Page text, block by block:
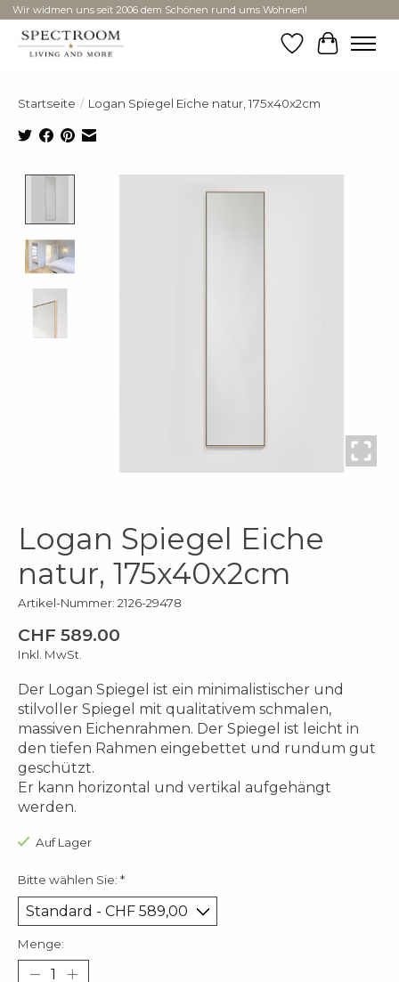
Wir widmen uns seit 2006 dem Schönen rund ums Wohnen!
Wunschzettel
Ihr
Startseite / Logan Spiegel Eiche natur, 175x40x2cm
Logan Spiegel Eiche
natur, 175x40x2cm
Artikel-Nummer: 2126-29478
CHF 589.00
Inkl. MwSt.
Der Logan Spiegel ist ein minimalistischer und
stilvoller Spiegel mit qualitativem schmalen,
massiven Eichenrahmen. Der Spiegel ist leicht in
den tiefen Rahmen eingebettet und rundum gut
geschützt.
Er kann horizontal und vertikal aufgehängt
werden.
Auf Lager
Bitte wählen Sie: *
Menge: